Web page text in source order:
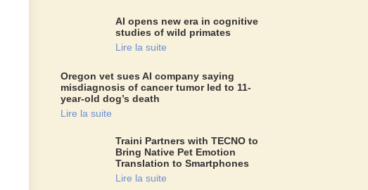
AI opens new era in cognitive
studies of wild primates
Lire la suite
Oregon vet sues AI company saying
misdiagnosis of cancer tumor led to 11-
year-old dog’s death
Lire la suite
Traini Partners with TECNO to
Bring Native Pet Emotion
Translation to Smartphones
Lire la suite